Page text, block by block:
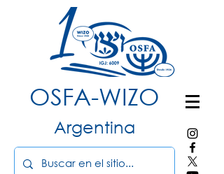
OSFA-WIZO
Argentina